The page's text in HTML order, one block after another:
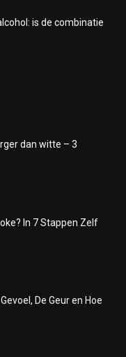
is de combinatie
dan witte – 3
In 7 Stappen Zelf
De Geur en Hoe